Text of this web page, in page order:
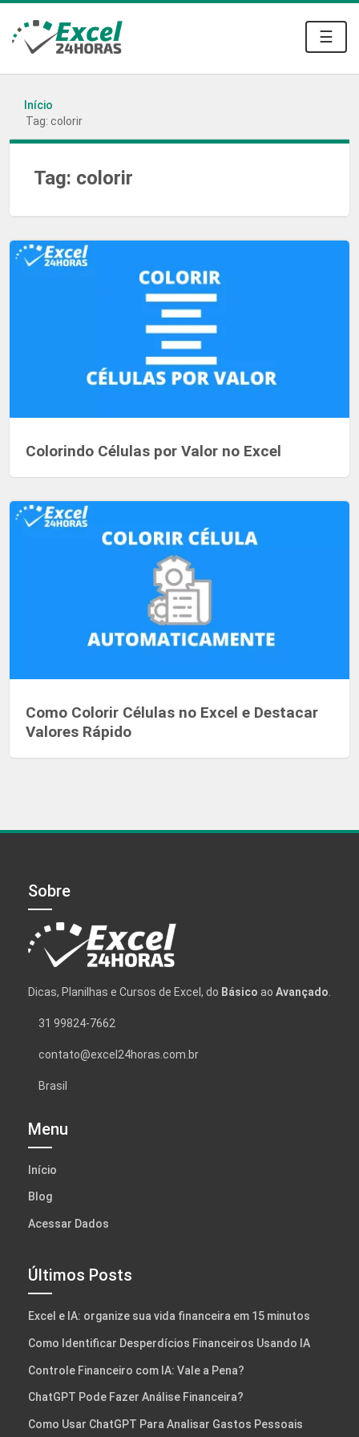
☰
Início
Tag: colorir
Tag: colorir
Colorindo Células por Valor no Excel
Como Colorir Células no Excel e Destacar
Valores Rápido
Sobre
Dicas, Planilhas e Cursos de Excel, do Básico ao Avançado
31 99824-7662
contato@excel24horas.com.br
Brasil
Menu
Início
Blog
Acessar Dados
Últimos Posts
Excel e IA: organize sua vida financeira em 15 minutos
Como Identificar Desperdícios Financeiros Usando IA
Controle Financeiro com IA: Vale a Pena?
ChatGPT Pode Fazer Análise Financeira?
Como Usar ChatGPT Para Analisar Gastos Pessoais